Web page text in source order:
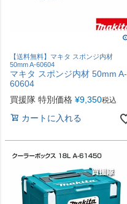
【送料無料】マキタ スポンジ内材
50mm A-60604
マキタ スポンジ内材 50mm A-
60604
買援隊 特別価格 ¥9,350税込
カートに入れる